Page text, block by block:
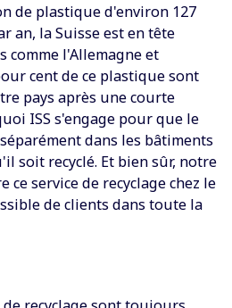
de plastique d'environ 127
an, la Suisse est en tête
comme l'Allemagne et
cent de ce plastique sont
pays après une courte
ISS s'engage pour que le
dans les bâtiments
soit recyclé. Et bien sûr, notre
service de recyclage chez le
de clients dans toute la